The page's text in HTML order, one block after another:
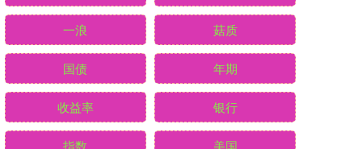
一浪 菇质
国债 年期
收益率 银行
指数 美国